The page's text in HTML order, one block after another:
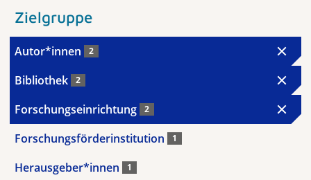
Zielgruppe
Autor*innen 2
Bibliothek 2
Forschungseinrichtung 2
Forschungsförderinstitution 1
Herausgeber*innen 1